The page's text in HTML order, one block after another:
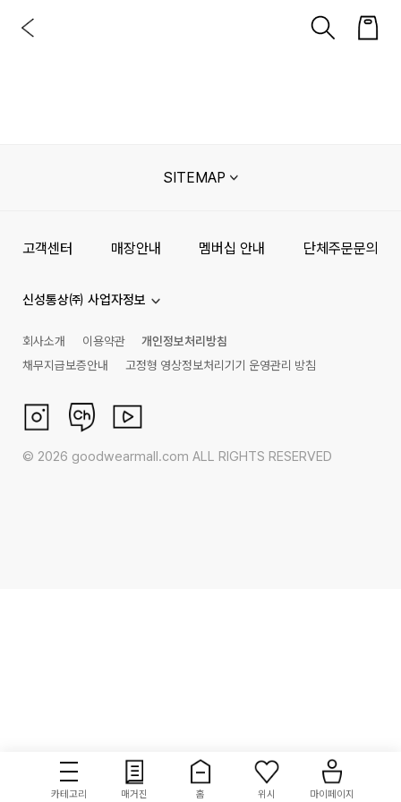
카테고리 매거진 홈 위시 마이페이지
SITEMAP
고객센터 매장안내 멤버십 안내 단체주문문의
신성통상㈜ 사업자정보
회사소개 이용약관
개인정보처리방침
채무지급보증안내
고정형 영상정보처리기기 운영관리 방침
© 2026 goodwearmall.com ALL RIGHTS RESERVED